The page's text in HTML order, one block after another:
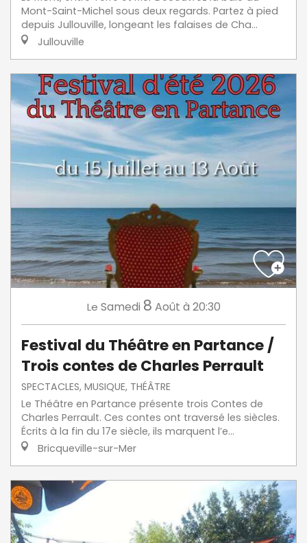
Mont-Saint-Michel sous deux regards. Partez à pied
depuis Jullouville, longeant les falaises de Cha...
Jullouville
Le Samedi 8 Août à 20:30
Festival du Théâtre en Partance /
Trois contes de Charles Perrault
SPECTACLES, MUSIQUE, THÉÂTRE
Le Théâtre en Partance présente trois Contes de
Charles Perrault. Ces contes ont traversé les siècles.
Écrits à la fin du 17e siècle, ils marquent l’e...
Bricqueville-sur-Mer